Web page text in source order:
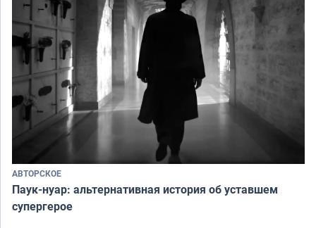
АВТОРСКОЕ
Паук-нуар: альтернативная история об уставшем
супергерое